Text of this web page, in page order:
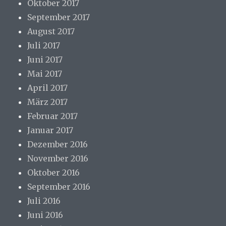
Oktober 2017
September 2017
August 2017
Juli 2017
Juni 2017
Mai 2017
April 2017
März 2017
Februar 2017
Januar 2017
Dezember 2016
November 2016
Oktober 2016
September 2016
Juli 2016
Juni 2016